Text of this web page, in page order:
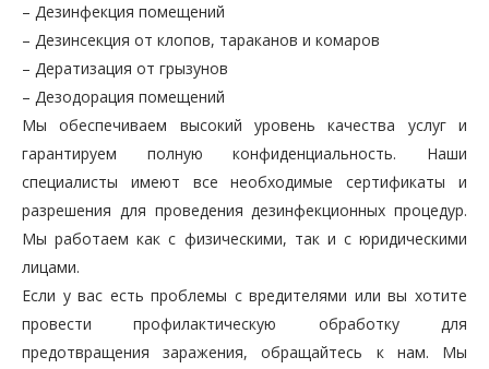
– Дезинфекция помещений
– Дезинсекция от клопов, тараканов и комаров
– Дератизация от грызунов
– Дезодорация помещений
Мы обеспечиваем высокий уровень качества услуг и
гарантируем полную конфиденциальность. Наши
специалисты имеют все необходимые сертификаты и
разрешения для проведения дезинфекционных процедур.
Мы работаем как с физическими, так и с юридическими
лицами.
Если у вас есть проблемы с вредителями или вы хотите
провести профилактическую обработку для
предотвращения заражения, обращайтесь к нам. Мы